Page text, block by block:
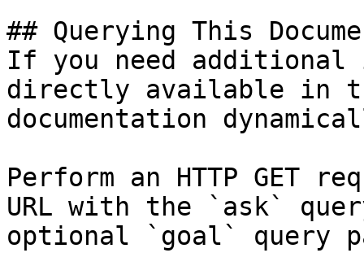
## Querying This
If you need
directly available in
documentation
Perform an HTTP GET
URL with the `ask`
optional `goal` query